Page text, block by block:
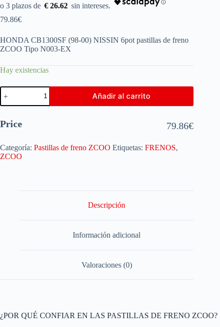
€ 26.62
79.86€
HONDA CB1300SF (98-00) NISSIN 6pot pastillas de freno
ZCOO Tipo N003-EX
Hay existencias
Añadir al carrito
Price 79.86€
Categoría: Pastillas de freno ZCOO Etiquetas: FRENOS,
ZCOO
Descripción
Información adicional
Valoraciones (0)
¿POR QUÉ CONFIAR EN LAS PASTILLAS DE FRENO ZCOO?